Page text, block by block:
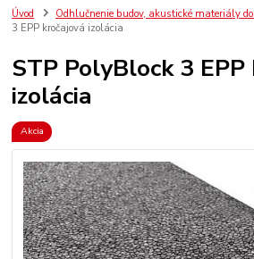
Úvod Odhlučnenie budov, akustické materiály
3 EPP kročajová izolácia
STP PolyBlock 3
izolácia
Akcia